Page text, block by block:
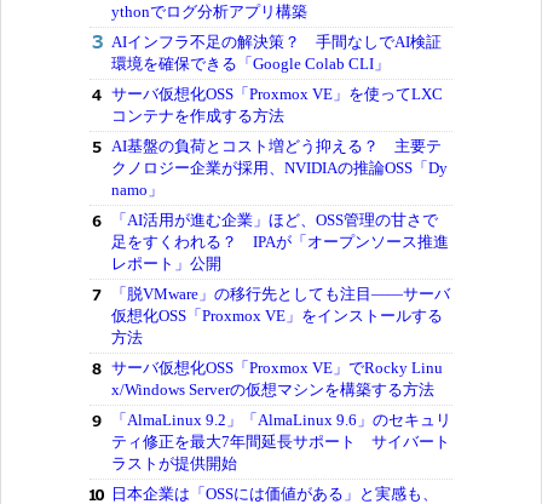
ythonでログ分析アプリ構築
AIインフラ不足の解決策？ 手間なしでAI検証
環境を確保できる「Google Colab CLI」
サーバ仮想化OSS「Proxmox VE」を使ってLXC
コンテナを作成する方法
AI基盤の負荷とコスト増どう抑える？ 主要テ
クノロジー企業が採用、NVIDIAの推論OSS「Dy
namo」
「AI活用が進む企業」ほど、OSS管理の甘さで
足をすくわれる？ IPAが「オープンソース推進
レポート」公開
「脱VMware」の移行先としても注目――サーバ
仮想化OSS「Proxmox VE」をインストールする
方法
サーバ仮想化OSS「Proxmox VE」でRocky Linu
x/Windows Serverの仮想マシンを構築する方法
「AlmaLinux 9.2」「AlmaLinux 9.6」のセキュリ
ティ修正を最大7年間延長サポート サイバート
ラストが提供開始
日本企業は「OSSには価値がある」と実感も、